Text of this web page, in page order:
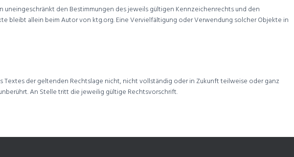
den Bestimmungen des jeweils gültigen Kennzeichenrechts und den
allein beim Autor von ktg.org. Eine Vervielfältigung oder Verwendung solcher Objekte in
Textes der geltenden Rechtslage nicht, nicht vollständig oder in Zukunft teilweise oder ganz
An Stelle tritt die jeweilig gültige Rechtsvorschrift.